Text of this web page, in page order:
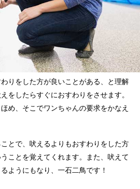
りをした方が良いことがある、と理解
をしたらすぐにおすわりをさせます。
め、そこでワンちゃんの要求をかなえ
とで、吠えるよりもおすわりをした方
ことを覚えてくれます。また、吠えて
ようにもなり、一石二鳥です！